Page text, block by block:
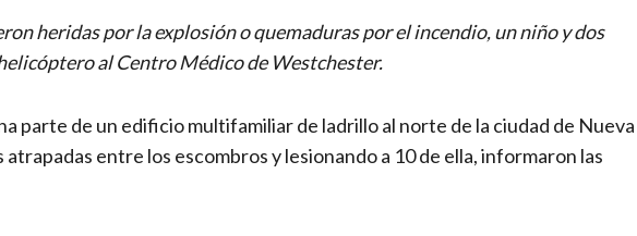
heridas por la explosión o quemaduras por el incendio, un niño y dos
al Centro Médico de Westchester.
parte de un edificio multifamiliar de ladrillo al norte de la ciudad de Nueva
atrapadas entre los escombros y lesionando a 10 de ella, informaron las